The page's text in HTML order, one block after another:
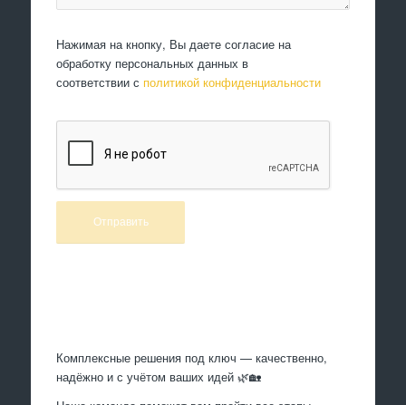
Нажимая на кнопку, Вы даете согласие на
обработку персональных данных в
соответствии с политикой конфиденциальности
Комплексные решения под ключ — качественно,
надёжно и с учётом ваших идей 🌿🏡